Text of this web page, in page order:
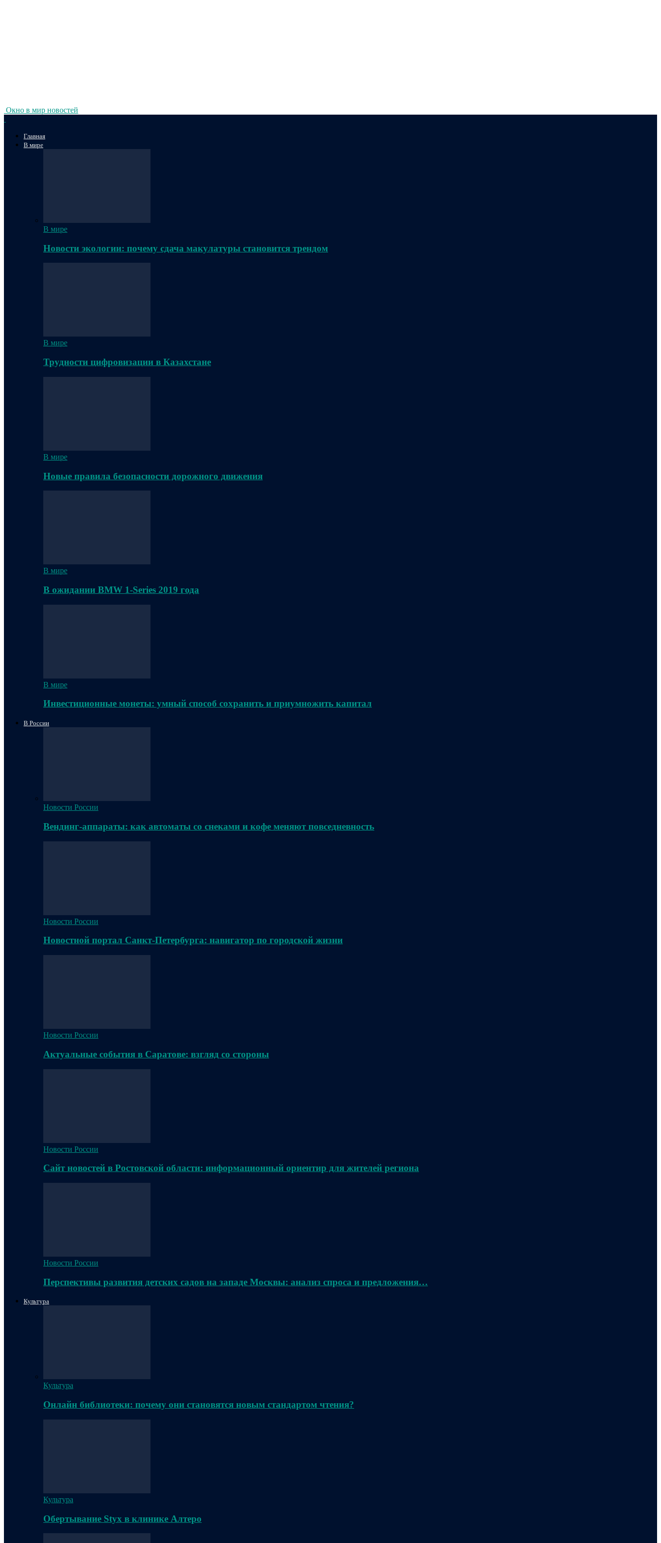
Окно в мир новостей
Главная
В мире
В мире
Новости экологии: почему сдача макулатуры становится трендом
В мире
Трудности цифровизации в Казахстане
В мире
Новые правила безопасности дорожного движения
В мире
В ожидании BMW 1-Series 2019 года
В мире
Инвестиционные монеты: умный способ сохранить и приумножить капитал
В России
Новости России
Вендинг-аппараты: как автоматы со снеками и кофе меняют повседневность
Новости России
Новостной портал Санкт-Петербурга: навигатор по городской жизни
Новости России
Актуальные события в Саратове: взгляд со стороны
Новости России
Сайт новостей в Ростовской области: информационный ориентир для жителей региона
Новости России
Перспективы развития детских садов на западе Москвы: анализ спроса и предложения…
Культура
Культура
Онлайн библиотеки: почему они становятся новым стандартом чтения?
Культура
Обертывание Styx в клинике Алтеро